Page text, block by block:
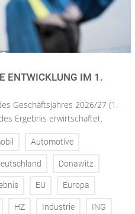
ENTWICKLUNG IM 1.
Geschäftsjahres 2026/27 (1.
Ergebnis erwirtschaftet.
Automotive
Donawitz
EU Europa
HZ Industrie ING